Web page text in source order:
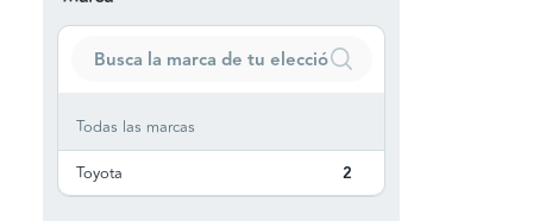
Todas las marcas
Toyota
2